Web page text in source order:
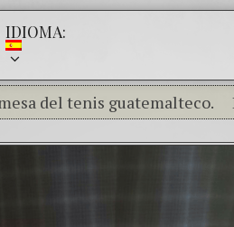
IDIOMA:
guatemalteco.
RUBIO,
el banco mafioso de
Con esta